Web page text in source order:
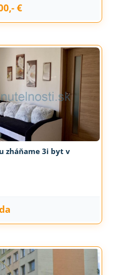
€
zháňame 3i byt v